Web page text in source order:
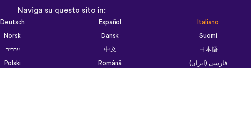
Norsk Dansk
עברית 中文 日本語
Polski Română فارسی (ایران)
한국어 Português do Brasil Українська
Монгол
Azərbaycan dili